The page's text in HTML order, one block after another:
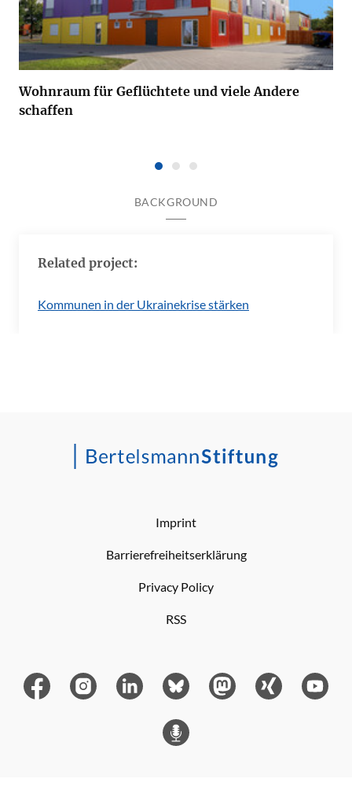
Wohnraum für Geflüchtete und viele Andere
schaffen
BACKGROUND
Related project:
Kommunen in der Ukrainekrise stärken
Imprint
Barrierefreiheitserklärung
Privacy Policy
RSS